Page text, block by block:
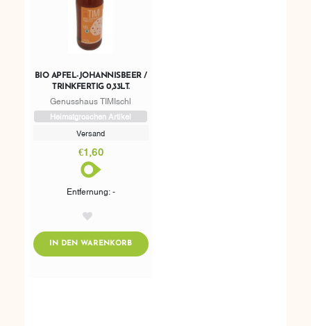
BIO APFEL-JOHANNISBEER /
TRINKFERTIG 0,33LT.
Genusshaus TIMIschl
Heimatgroschen Artikel
Versand
€1,60
Entfernung: -
IN DEN WARENKORBADDTOCART